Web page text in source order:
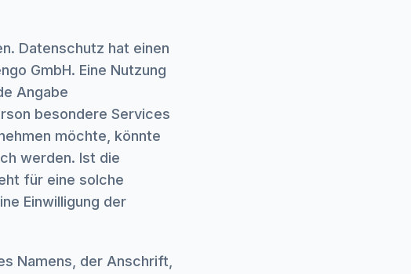
Datenschutz hat einen
GmbH. Eine Nutzung
Angabe
besondere Services
möchte, könnte
werden. Ist die
für eine solche
Einwilligung der
Namens, der Anschrift,